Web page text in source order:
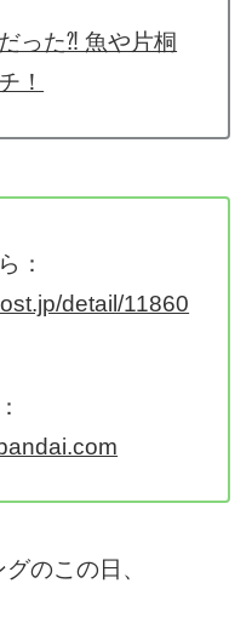
った⁈ 魚や片桐
！
：
detail/11860
のこの日、